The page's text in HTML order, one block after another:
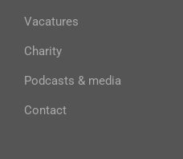
Vacatures
Charity
Podcasts & media
Contact